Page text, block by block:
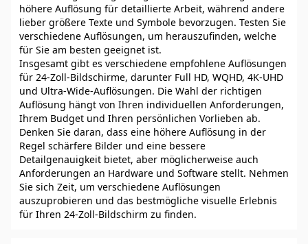
höhere Auflösung für detaillierte Arbeit, während andere
lieber größere Texte und Symbole bevorzugen. Testen Sie
verschiedene Auflösungen, um herauszufinden, welche
für Sie am besten geeignet ist.
Insgesamt gibt es verschiedene empfohlene Auflösungen
für 24-Zoll-Bildschirme, darunter Full HD, WQHD, 4K-UHD
und Ultra-Wide-Auflösungen. Die Wahl der richtigen
Auflösung hängt von Ihren individuellen Anforderungen,
Ihrem Budget und Ihren persönlichen Vorlieben ab.
Denken Sie daran, dass eine höhere Auflösung in der
Regel schärfere Bilder und eine bessere
Detailgenauigkeit bietet, aber möglicherweise auch
Anforderungen an Hardware und Software stellt. Nehmen
Sie sich Zeit, um verschiedene Auflösungen
auszuprobieren und das bestmögliche visuelle Erlebnis
für Ihren 24-Zoll-Bildschirm zu finden.